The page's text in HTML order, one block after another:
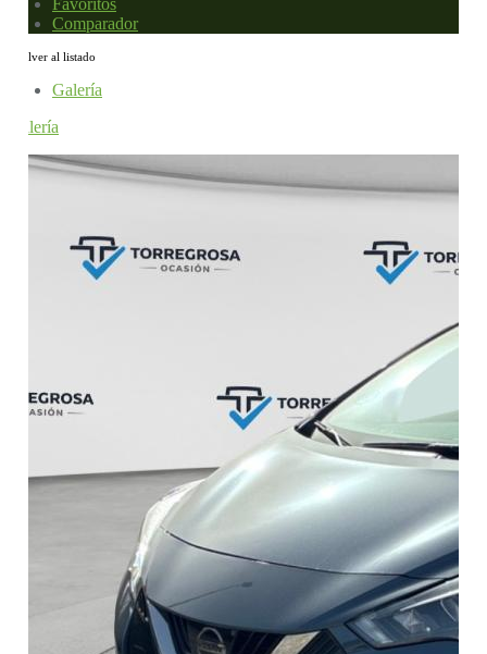
Favoritos
Comparador
Volver al listado
Galería
Galería